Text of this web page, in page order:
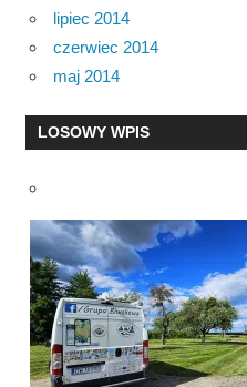
lipiec 2014
czerwiec 2014
maj 2014
LOSOWY WPIS